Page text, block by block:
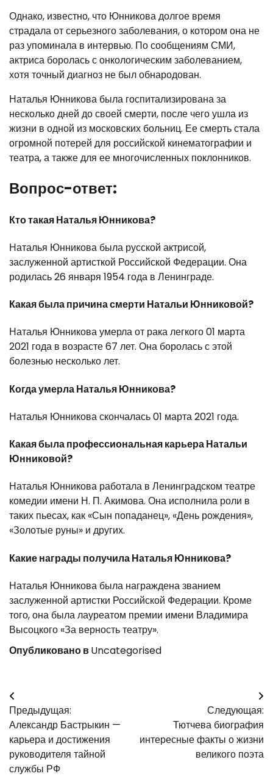
Однако, известно, что Юнникова долгое время
страдала от серьезного заболевания, о котором она не
раз упоминала в интервью. По сообщениям СМИ,
актриса боролась с онкологическим заболеванием,
хотя точный диагноз не был обнародован.
Наталья Юнникова была госпитализирована за
несколько дней до своей смерти, после чего ушла из
жизни в одной из московских больниц. Ее смерть стала
огромной потерей для российской кинематографии и
театра, а также для ее многочисленных поклонников.
Вопрос-ответ:
Кто такая Наталья Юнникова?
Наталья Юнникова была русской актрисой,
заслуженной артисткой Российской Федерации. Она
родилась 26 января 1954 года в Ленинграде.
Какая была причина смерти Натальи Юнниковой?
Наталья Юнникова умерла от рака легкого 01 марта
2021 года в возрасте 67 лет. Она боролась с этой
болезнью несколько лет.
Когда умерла Наталья Юнникова?
Наталья Юнникова скончалась 01 марта 2021 года.
Какая была профессиональная карьера Натальи
Юнниковой?
Наталья Юнникова работала в Ленинградском театре
комедии имени Н. П. Акимова. Она исполнила роли в
таких пьесах, как «Сын попаданец», «День рождения»,
«Золотые руны» и других.
Какие награды получила Наталья Юнникова?
Наталья Юнникова была награждена званием
заслуженной артистки Российской Федерации. Кроме
того, она была лауреатом премии имени Владимира
Высоцкого «За верность театру».
Опубликовано вUncategorised
Навигация
по
записям
Предыдущая:
Александр Бастрыкин —
карьера и достижения
руководителя тайной
службы РФ
Следующая:
Тютчева биография
интересные факты о жизни
великого поэта